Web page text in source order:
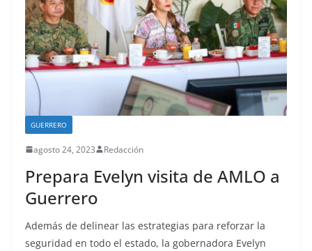
GUERRERO
agosto 24, 2023 Redacción
Prepara Evelyn visita de AMLO a
Guerrero
Además de delinear las estrategias para reforzar la
seguridad en todo el estado, la gobernadora Evelyn